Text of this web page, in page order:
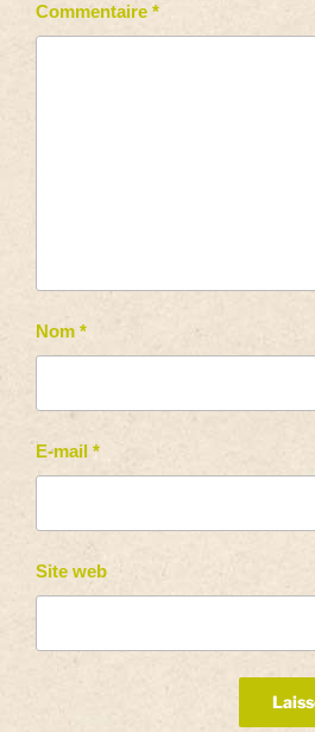
Commentaire *
Nom *
E-mail *
Site web